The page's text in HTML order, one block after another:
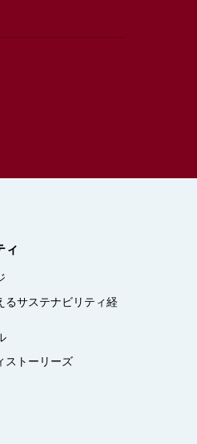
ィ
るサステナビリティ経
ストーリーズ